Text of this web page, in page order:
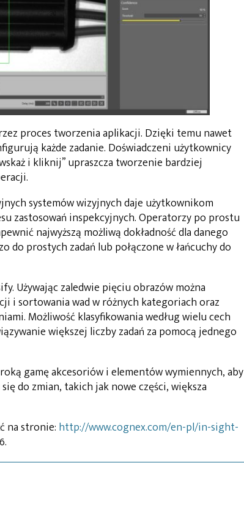
proces tworzenia aplikacji. Dzięki temu nawet
każde zadanie. Doświadczeni użytkownicy
i kliknij” upraszcza tworzenie bardziej
systemów wizyjnych daje użytkownikom
zastosowań inspekcyjnych. Operatorzy po prostu
najwyższą możliwą dokładność dla danego
do prostych zadań lub połączone w łańcuchy do
Używając zaledwie pięciu obrazów można
i sortowania wad w różnych kategoriach oraz
Możliwość klasyfikowania według wielu cech
większej liczby zadań za pomocą jednego
gamę akcesoriów i elementów wymiennych, aby
do zmian, takich jak nowe części, większa
na stronie: http://www.cognex.com/en-pl/in-sight-